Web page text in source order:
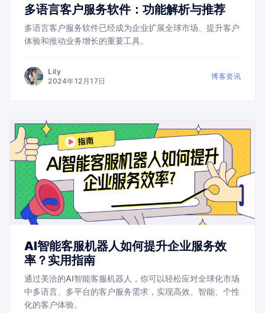
多语言客户服务软件：功能解析与推荐
多语言客户服务软件已经成为企业扩展全球市场、提升客户
体验和推动业务增长的重要工具。
Lily
2024年12月17日
博客资讯
AI智能客服机器人如何提升企业服务效
率？实用指南
通过美洽的AI智能客服机器人，你可以轻松应对全球化市场
中多语言、多平台的客户服务需求，实现高效、智能、个性
化的客户体验。